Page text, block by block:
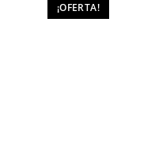
¡OFERTA!